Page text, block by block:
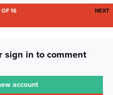
NEXT
OF 16
sign in to comment
account